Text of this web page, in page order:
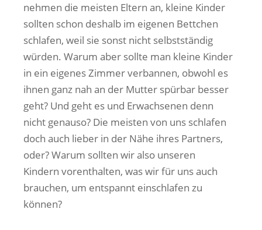
nehmen die meisten Eltern an, kleine Kinder
sollten schon deshalb im eigenen Bettchen
schlafen, weil sie sonst nicht selbstständig
würden. Warum aber sollte man kleine Kinder
in ein eigenes Zimmer verbannen, obwohl es
ihnen ganz nah an der Mutter spürbar besser
geht? Und geht es und Erwachsenen denn
nicht genauso? Die meisten von uns schlafen
doch auch lieber in der Nähe ihres Partners,
oder? Warum sollten wir also unseren
Kindern vorenthalten, was wir für uns auch
brauchen, um entspannt einschlafen zu
können?